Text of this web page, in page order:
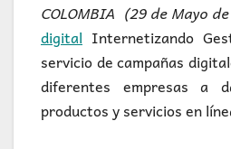
COLOMBIA (29 de Mayo
digital Internetizando
servicio de campañas
diferentes empresas a
productos y servicios en